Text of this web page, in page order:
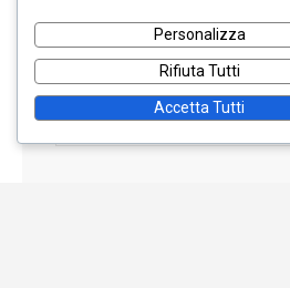
Personalizza
Rifiuta Tutti
Accetta Tutti